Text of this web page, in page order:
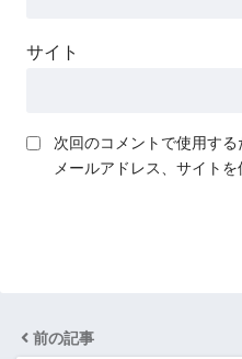
サイト
次回のコメントで使用する
メールアドレス、サイトを
前の記事